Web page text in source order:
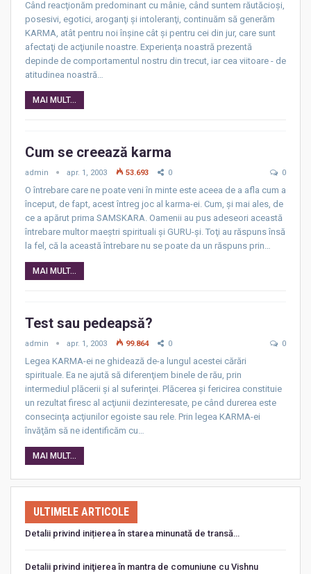
Când reacţionăm predominant cu mânie, când suntem răutăcioşi,
posesivi, egotici, aroganţi şi intoleranţi, continuăm să generăm
KARMA, atât pentru noi înşine cât şi pentru cei din jur, care sunt
afectaţi de acţiunile noastre. Experienţa noastră prezentă
depinde de comportamentul nostru din trecut, iar cea viitoare - de
atitudinea noastră…
MAI MULT...
Cum se creează karma
admin apr. 1, 2003 53.693 0 0
O întrebare care ne poate veni în minte este aceea de a afla cum a
început, de fapt, acest întreg joc al karma-ei. Cum, şi mai ales, de
ce a apărut prima SAMSKARA. Oamenii au pus adeseori această
întrebare multor maeştri spirituali şi GURU-şi. Toţi au răspuns însă
la fel, că la această întrebare nu se poate da un răspuns prin…
MAI MULT...
Test sau pedeapsă?
admin apr. 1, 2003 99.864 0 0
Legea KARMA-ei ne ghidează de-a lungul acestei cărări
spirituale. Ea ne ajută să diferenţiem binele de rău, prin
intermediul plăcerii şi al suferinţei. Plăcerea şi fericirea constituie
un rezultat firesc al acţiunii dezinteresate, pe când durerea este
consecinţa acţiunilor egoiste sau rele. Prin legea KARMA-ei
învăţăm să ne identificăm cu…
MAI MULT...
ULTIMELE ARTICOLE
Detalii privind inițierea în starea minunată de transă…
Detalii privind iniţierea în mantra de comuniune cu Vishnu